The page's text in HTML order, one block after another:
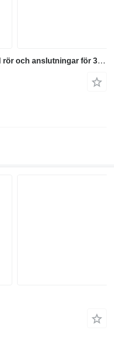
Serva Spånsug Serva med rör och anslutningar för 3 fasta stationer